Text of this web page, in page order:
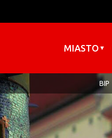
MIASTO
BIP